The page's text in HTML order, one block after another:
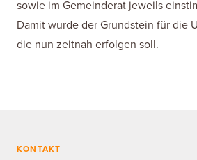
sowie im Gemeinderat jeweils
Damit wurde der Grundstein für die
die nun zeitnah erfolgen soll.
KONTAKT